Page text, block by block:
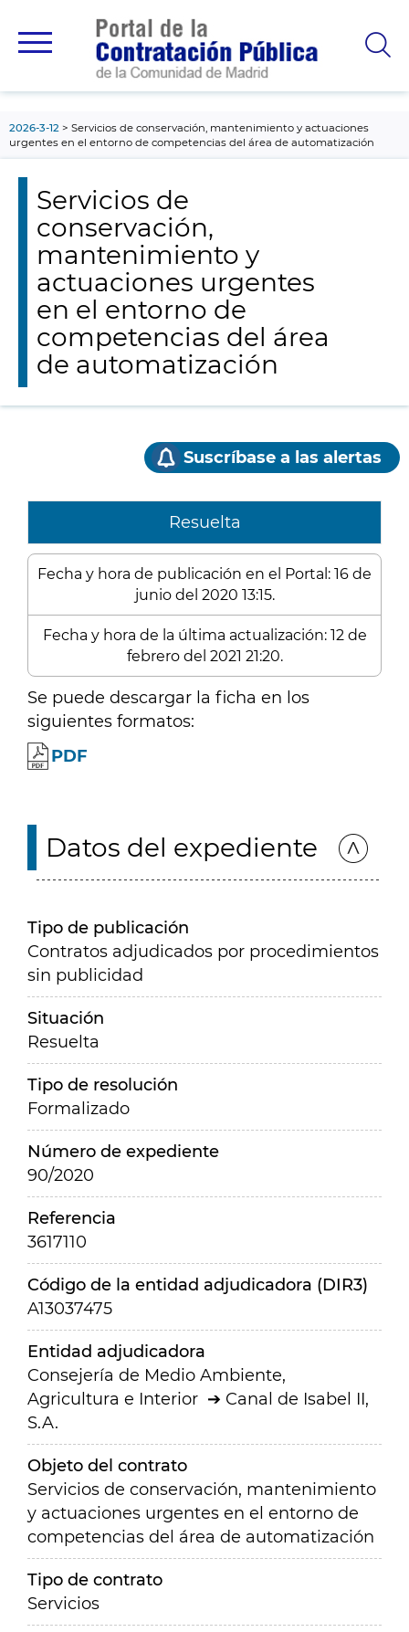
principal
2026-3-12
Servicios de conservación, mantenimiento y actuaciones
urgentes en el entorno de competencias del área de automatización
Servicios de
conservación,
mantenimiento y
actuaciones urgentes
en el entorno de
competencias del área
de automatización
Suscríbase a las alertas
Resuelta
Fecha y hora de publicación en el Portal: 16 de
junio del 2020 13:15.
Fecha y hora de la última actualización: 12 de
febrero del 2021 21:20.
Se puede descargar la ficha en los
siguientes formatos:
PDF
Datos del expediente
Tipo de publicación
Contratos adjudicados por procedimientos
sin publicidad
Situación
Resuelta
Tipo de resolución
Formalizado
Número de expediente
90/2020
Referencia
3617110
Código de la entidad adjudicadora (DIR3)
A13037475
Entidad adjudicadora
Consejería de Medio Ambiente,
Agricultura e Interior
Canal de Isabel II,
S.A.
Objeto del contrato
Servicios de conservación, mantenimiento
y actuaciones urgentes en el entorno de
competencias del área de automatización
Tipo de contrato
Servicios